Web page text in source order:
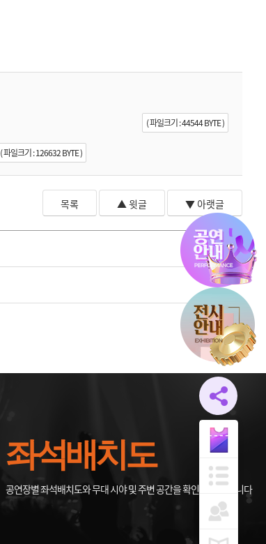
( 파일크기 : 44544 BYTE )
( 파일크기 : 126632 BYTE )
목록 ▲ 윗글 ▼ 아랫글
좌석배치도
공연장별 좌석배치도와 무대 시야 및 주변 공간을 확인할 수 있습니다